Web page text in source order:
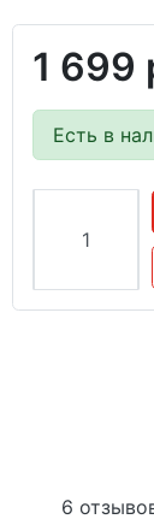
1 699
Есть в
6